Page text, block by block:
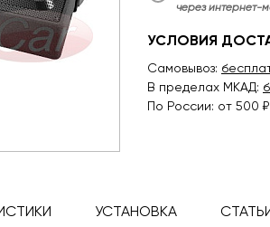
через интернет-
УСЛОВИЯ
Самовывоз:
В пределах МКАД:
По России: от 500 ₽
УСТАНОВКА